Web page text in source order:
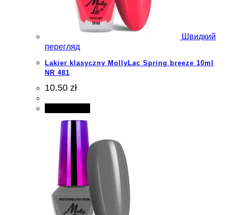
Швидкий
перегляд
Lakier klasyczny MollyLac Spring breeze 10ml
NR 481
10.50 zł